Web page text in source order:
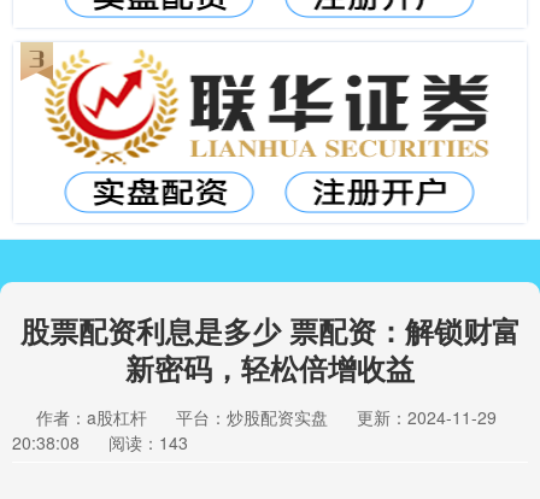
股票配资利息是多少 票配资：解锁财富
新密码，轻松倍增收益
作者：a股杠杆 平台：炒股配资实盘
更新：2024-11-29
20:38:08
阅读：143